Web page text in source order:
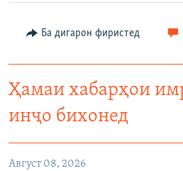
Ба дигарон фиристед
Ҳамаи хабарҳои
инҷо бихонед
Август 08, 2026